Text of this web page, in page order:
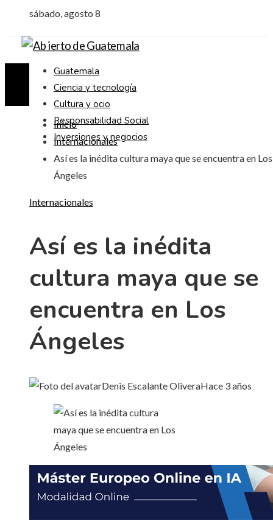
sábado, agosto 8
Guatemala
Ciencia y tecnología
Cultura y ocio
Responsabilidad Social
Inversiones y negocios
Inicio
Internacionales
Así es la inédita cultura maya que se encuentra en Los
Ángeles
Internacionales
Así es la inédita
cultura maya que se
encuentra en Los
Ángeles
Denis Escalante OliveraHace 3 años